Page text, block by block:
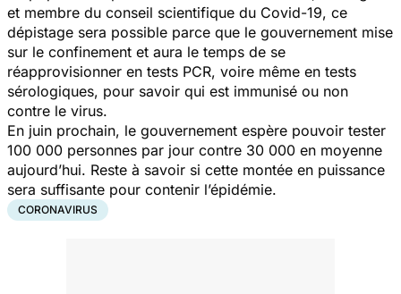
et membre du conseil scientifique du Covid-19, ce
dépistage sera possible parce que le gouvernement mise
sur le confinement et aura le temps de se
réapprovisionner en tests PCR, voire même en tests
sérologiques, pour savoir qui est immunisé ou non
contre le virus.
En juin prochain, le gouvernement espère pouvoir tester
100 000 personnes par jour contre 30 000 en moyenne
aujourd’hui. Reste à savoir si cette montée en puissance
sera suffisante pour contenir l’épidémie.
CORONAVIRUS